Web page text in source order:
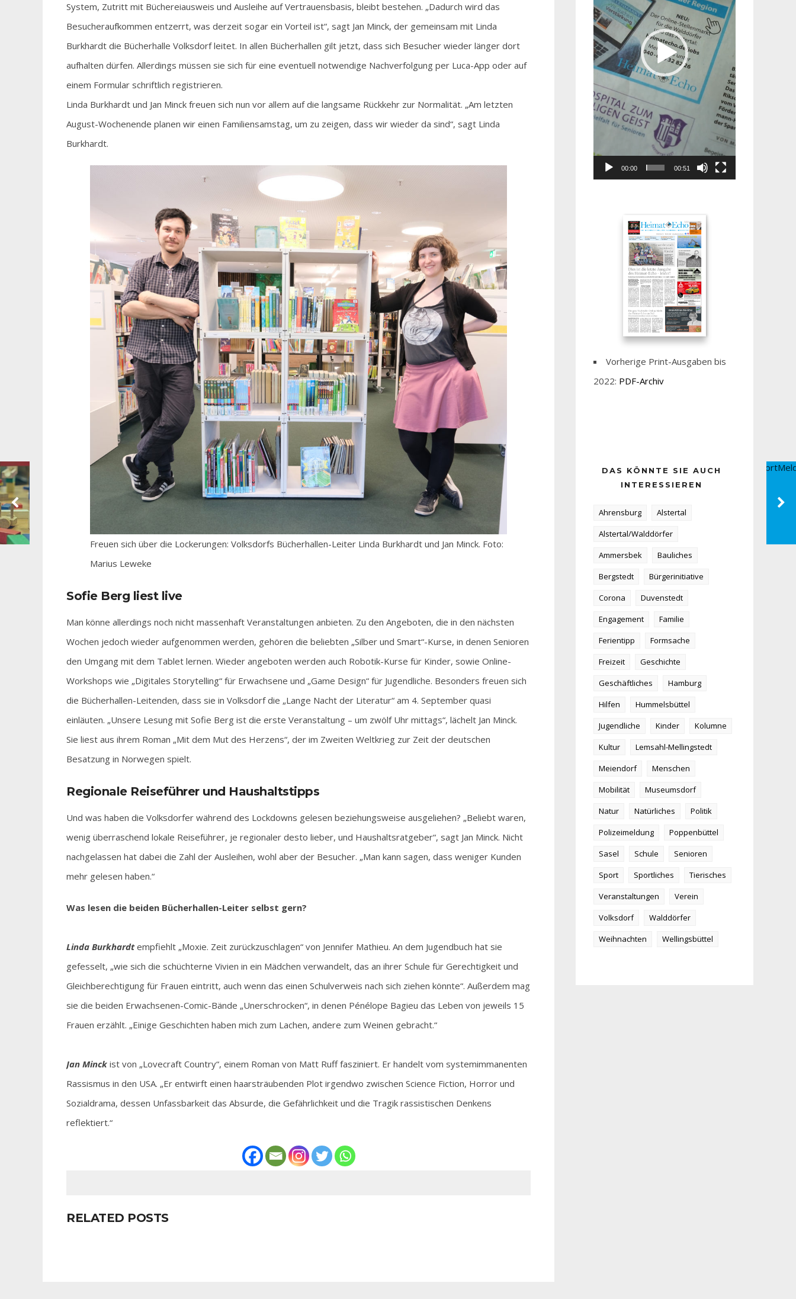
System, Zutritt mit Büchereiausweis und Ausleihe auf Vertrauensbasis, bleibt bestehen. „Dadurch wird das
Besucheraufkommen entzerrt, was derzeit sogar ein Vorteil ist“, sagt Jan Minck, der gemeinsam mit Linda
Burkhardt die Bücherhalle Volksdorf leitet. In allen Bücherhallen gilt jetzt, dass sich Besucher wieder länger dort
aufhalten dürfen. Allerdings müssen sie sich für eine eventuell notwendige Nachverfolgung per Luca-App oder auf
einem Formular schriftlich registrieren.
Linda Burkhardt und Jan Minck freuen sich nun vor allem auf die langsame Rückkehr zur Normalität. „Am letzten
August-Wochenende planen wir einen Familiensamstag, um zu zeigen, dass wir wieder da sind“, sagt Linda
Burkhardt.
Freuen sich über die Lockerungen: Volksdorfs Bücherhallen-Leiter Linda Burkhardt und Jan Minck. Foto:
Marius Leweke
Sofie Berg liest live
Man könne allerdings noch nicht massenhaft Veranstaltungen anbieten. Zu den Angeboten, die in den nächsten
Wochen jedoch wieder aufgenommen werden, gehören die beliebten „Silber und Smart“-Kurse, in denen Senioren
den Umgang mit dem Tablet lernen. Wieder angeboten werden auch Robotik-Kurse für Kinder, sowie Online-
Workshops wie „Digitales Storytelling“ für Erwachsene und „Game Design“ für Jugendliche. Besonders freuen sich
die Bücherhallen-Leitenden, dass sie in Volksdorf die „Lange Nacht der Literatur“ am 4. September quasi
einläuten. „Unsere Lesung mit Sofie Berg ist die erste Veranstaltung – um zwölf Uhr mittags“, lächelt Jan Minck.
Sie liest aus ihrem Roman „Mit dem Mut des Herzens“, der im Zweiten Weltkrieg zur Zeit der deutschen
Besatzung in Norwegen spielt.
Regionale Reiseführer und Haushaltstipps
Und was haben die Volksdorfer während des Lockdowns gelesen beziehungsweise ausgeliehen? „Beliebt waren,
wenig überraschend lokale Reiseführer, je regionaler desto lieber, und Haushaltsratgeber“, sagt Jan Minck. Nicht
nachgelassen hat dabei die Zahl der Ausleihen, wohl aber der Besucher. „Man kann sagen, dass weniger Kunden
mehr gelesen haben.“
Was lesen die beiden Bücherhallen-Leiter selbst gern?
Linda Burkhardtempfiehlt „Moxie. Zeit zurückzuschlagen“ von Jennifer Mathieu. An dem Jugendbuch hat sie
gefesselt, „wie sich die schüchterne Vivien in ein Mädchen verwandelt, das an ihrer Schule für Gerechtigkeit und
Gleichberechtigung für Frauen eintritt, auch wenn das einen Schulverweis nach sich ziehen könnte“. Außerdem mag
sie die beiden Erwachsenen-Comic-Bände „Unerschrocken“, in denen Pénélope Bagieu das Leben von jeweils 15
Frauen erzählt. „Einige Geschichten haben mich zum Lachen, andere zum Weinen gebracht.“
Jan Minck ist von „Lovecraft Country“, einem Roman von Matt Ruff fasziniert. Er handelt vom systemimmanenten
Rassismus in den USA. „Er entwirft einen haarsträubenden Plot irgendwo zwischen Science Fiction, Horror und
Sozialdrama, dessen Unfassbarkeit das Absurde, die Gefährlichkeit und die Tragik rassistischen Denkens
reflektiert.“
RELATED POSTS
00:00 00:51
Vorherige Print-Ausgaben bis
2022: PDF-Archiv
DAS KÖNNTE SIE AUCH
INTERESSIEREN
Ahrensburg
Alstertal
Alstertal/Walddörfer
Ammersbek
Bauliches
Bergstedt
Bürgerinitiative
Corona
Duvenstedt
Engagement
Familie
Ferientipp
Formsache
Freizeit
Geschichte
Geschäftliches
Hamburg
Hilfen
Hummelsbüttel
Jugendliche
Kinder
Kolumne
Kultur
Lemsahl-Mellingstedt
Meiendorf
Menschen
Mobilität
Museumsdorf
Natur
Natürliches
Politik
Polizeimeldung
Poppenbüttel
Sasel
Schule
Senioren
Sport
Sportliches
Tierisches
Veranstaltungen
Verein
Volksdorf
Walddörfer
Weihnachten
Wellingsbüttel